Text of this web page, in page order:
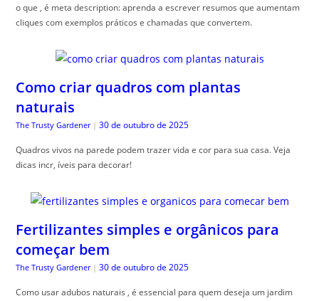
o que , é meta description: aprenda a escrever resumos que aumentam
cliques com exemplos práticos e chamadas que convertem.
Como criar quadros com plantas
naturais
The Trusty Gardener | 30 de outubro de 2025
Quadros vivos na parede podem trazer vida e cor para sua casa. Veja
dicas incr, íveis para decorar!
Fertilizantes simples e orgânicos para
começar bem
The Trusty Gardener | 30 de outubro de 2025
Como usar adubos naturais , é essencial para quem deseja um jardim